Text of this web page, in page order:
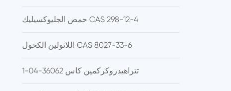
حمض الجليوكسيليك CAS 298-12-4
اللانولين الكحول CAS 8027-33-6
تتراهيدروكركمين كاس 36062-04-1